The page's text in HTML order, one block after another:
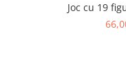
Joc cu 19